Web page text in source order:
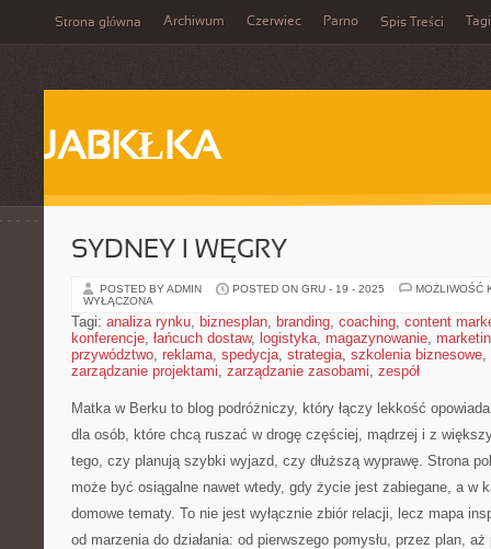
Strona główna Archiwum Czerwiec Parno Spis Treści Tagi
JABKŁKA
SYDNEY I WĘGRY
POSTED BY ADMIN POSTED ON GRU - 19 - 2025
MOŻLIWOŚĆ
WYŁĄCZONA
Tagi: analiza rynku, biznesplan, branding, coaching, content
konferencje, łańcuch dostaw, logistyka, magazynowanie,
przywództwo, reklama, spedycja, strategia, szkolenia biznesowe,
zarządzanie projektami, zarządzanie zasobami, zespół
Matka w Berku to blog podróżniczy, który łączy lekkość
dla osób, które chcą ruszać w drogę częściej, mądrzej i z
tego, czy planują szybki wyjazd, czy dłuższą wyprawę. Strona
może być osiągalne nawet wtedy, gdy życie jest zabiegane, a w
domowe tematy. To nie jest wyłącznie zbiór relacji, lecz mapa
od marzenia do działania: od pierwszego pomysłu, przez plan,